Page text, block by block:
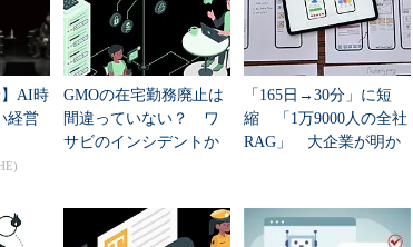
】AI時
経営
GMOの在宅勤務廃止は
間違っていない？ ワ
サビのインシデントか
「165日→30分」に短
縮 「1万9000人の全社
RAG」 大企業が明か